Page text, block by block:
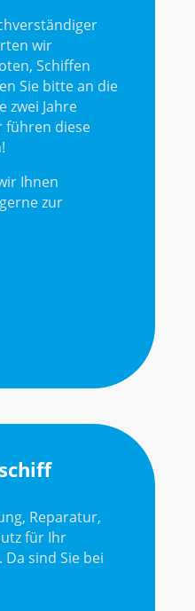
wir
Schiffen
Sie bitte an die
zwei Jahre
führen diese
Ihnen
zur
Reparatur,
für Ihr
sind Sie bei